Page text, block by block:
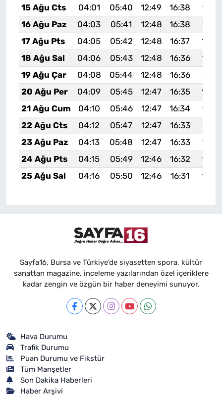
15 Ağu Cts
04:01 05:40 12:49 16:38
16 Ağu Paz
04:03 05:41 12:48 16:38
17 Ağu Pts
04:05 05:42 12:48 16:37
18 Ağu Sal
04:06 05:43 12:48 16:36
19 Ağu Çar
04:08 05:44 12:48 16:36
19:41
20 Ağu Per
04:09 05:45 12:47 16:35
21 Ağu Cum
04:10 05:46 12:47 16:34
22 Ağu Cts
04:12 05:47 12:47 16:33
19:37
23 Ağu Paz
04:13 05:48 12:47 16:33
24 Ağu Pts
04:15 05:49 12:46 16:32
25 Ağu Sal
04:16 05:50 12:46 16:31
Sayfa16, Bursa ve Türkiye'de siyasetten spora, kültür
sanattan magazine, inceleme yazılarından özel içeriklere
kadar zengin ve özgün bir haber deneyimi sunuyor.
Hava Durumu
Trafik Durumu
Puan Durumu ve Fikstür
Tüm Manşetler
Son Dakika Haberleri
Haber Arşivi